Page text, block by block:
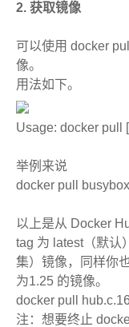
2. 获取镜像
可以使用 docker
像。
用法如下。
Usage: docker pull
举例来说
docker pull busybox
以上是从 Docker
tag 为 latest（默认
集）镜像，同样你
为1.25 的镜像。
docker pull
注：想要终止